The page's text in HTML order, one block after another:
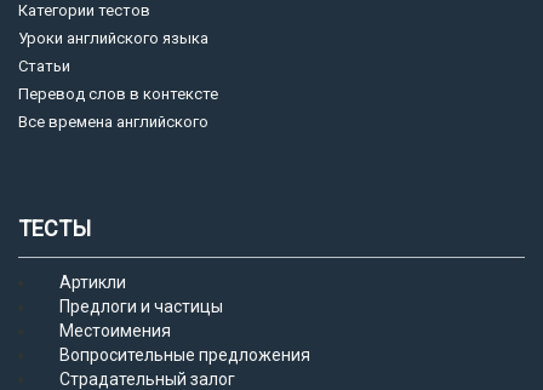
Категории тестов
Уроки английского языка
Статьи
Перевод слов в контексте
Все времена английского
ТЕСТЫ
Артикли
Предлоги и частицы
Местоимения
Вопросительные предложения
Страдательный залог